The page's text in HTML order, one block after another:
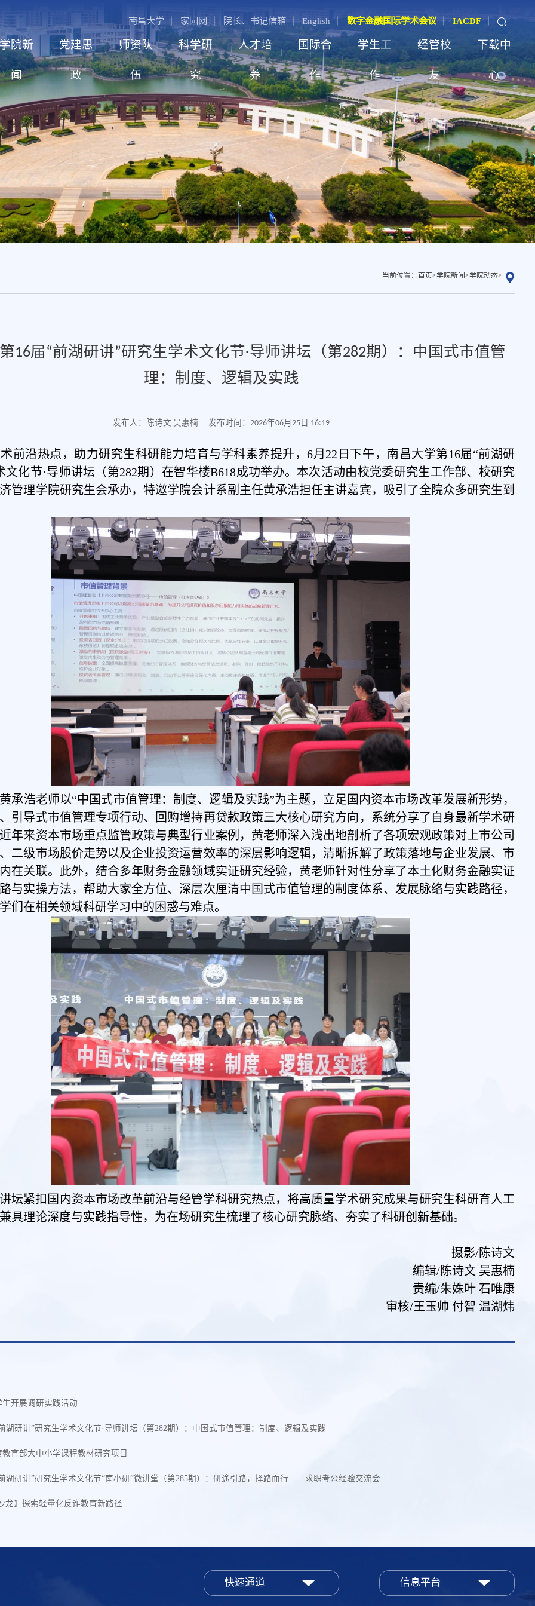
南昌大学 家园网 院长、书记信箱 English 数字金融国际学术会议 IACDF
院新
闻
党建思
政
师资队
伍
科学研
究
人才培
养
国际合
作
学生工
作
经管校
友
下载中
心
当前位置：首页>学院新闻>学院动态>
16届“前湖研讲”研究生学术文化节·导师讲坛（第282期）：中国式市值管
理：制度、逻辑及实践
发布人：陈诗文 吴惠楠 发布时间：2026年06月25日 16:19
前沿热点，助力研究生科研能力培育与学科素养提升，6月22日下午，南昌大学第16届“前湖研
文化节·导师讲坛（第282期）在智华楼B618成功举办。本次活动由校党委研究生工作部、校研究
管理学院研究生会承办，特邀学院会计系副主任黄承浩担任主讲嘉宾，吸引了全院众多研究生到
黄承浩老师以“中国式市值管理：制度、逻辑及实践”为主题，立足国内资本市场改革发展新形势，
引导式市值管理专项行动、回购增持再贷款政策三大核心研究方向，系统分享了自身最新学术研
年来资本市场重点监管政策与典型行业案例， 黄老师深入浅出地剖析了各项宏观政策对上市公司
二级市场股价走势以及企业投资运营效率的深层影响逻辑，清晰拆解了政策落地与企业发展、市
在关联。
此外，结合多年财务金融领域实证研究经验，黄老师针对性分享了本土化财务金融实证
与实操方法，帮助大家全方位、深层次厘清中国式市值管理的制度体系、发展脉络与实践路径，
们在相关领域科研学习中的困惑与难点。
坛紧扣国内资本市场改革前沿与经管学科研究热点，将高质量学术研究成果与研究生科研育人工
具理论深度与实践指导性，为在场研究生梳理了核心研究脉络、夯实了科研创新基础。
摄影/陈诗文
编辑/陈诗文 吴惠楠
责编/朱姝叶 石唯康
审核/王玉帅 付智 温湖炜
开展调研实践活动
湖研讲”研究生学术文化节·导师讲坛（第282期）：中国式市值管理：制度、逻辑及实践
育部大中小学课程教材研究项目
湖研讲”研究生学术文化节“南小研”微讲堂（第285期）：研途引路，择路而行——求职考公经验交流会
龙】探索轻量化反诈教育新路径
快速通道 信息平台